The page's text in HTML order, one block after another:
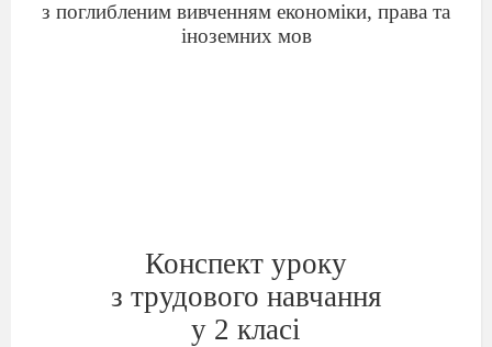
з поглибленим вивченням економіки, права та
іноземних мов
Конспект уроку
з трудового навчання
у 2 класі